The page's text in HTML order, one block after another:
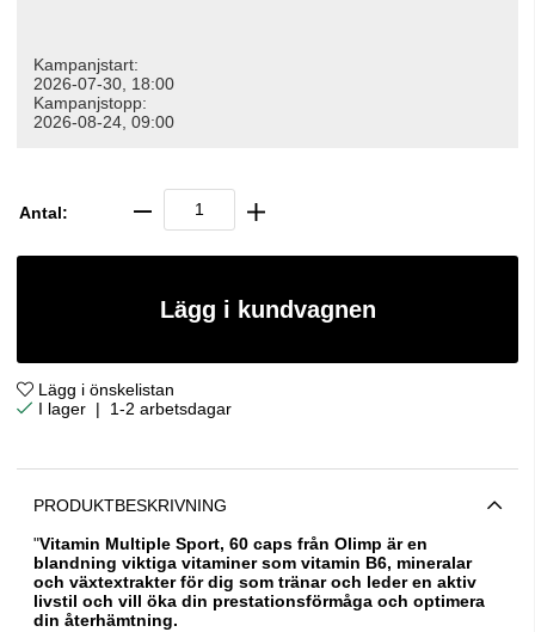
Kampanjstart:
2026-07-30, 18:00
Kampanjstopp:
2026-08-24, 09:00
Antal:
Lägg i kundvagnen
Lägg i önskelistan
| 1-2 arbetsdagar
PRODUKTBESKRIVNING
"Vitamin Multiple Sport, 60 caps från Olimp är en
blandning viktiga vitaminer som vitamin B6, mineralar
och växtextrakter för dig som tränar och leder en aktiv
livstil och vill öka din prestationsförmåga och optimera
din återhämtning.